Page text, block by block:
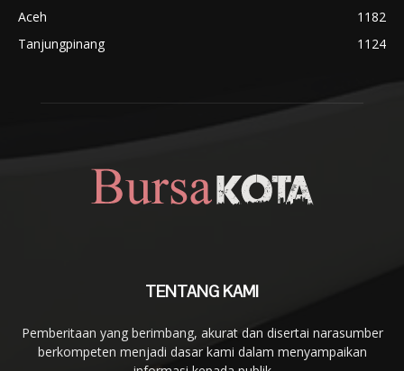
Aceh
1182
Tanjungpinang
1124
TENTANG KAMI
Pemberitaan yang berimbang, akurat dan disertai narasumber
berkompeten menjadi dasar kami dalam menyampaikan